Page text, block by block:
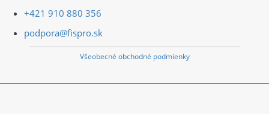
+421 910 880 356
podpora@fispro.sk
Všeobecné obchodné podmienky